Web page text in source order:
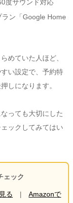
度サウンド対応
ン「Google Home
めていた人ほど、
い設定で、予約特
しになります。
っても大切にした
ックしてみてはい
ェック
る | Amazonで